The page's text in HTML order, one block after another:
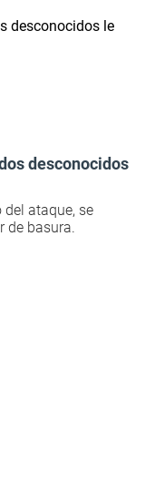
desconocidos
ataque, se
de basura.